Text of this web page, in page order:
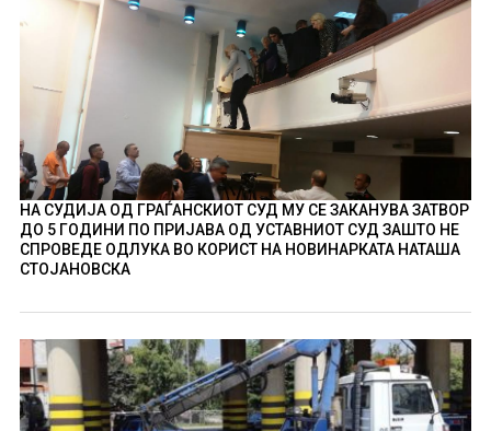
НА СУДИЈА ОД ГРАЃАНСКИОТ СУД МУ СЕ ЗАКАНУВА ЗАТВОР
ДО 5 ГОДИНИ ПО ПРИЈАВА ОД УСТАВНИОТ СУД ЗАШТО НЕ
СПРОВЕДЕ ОДЛУКА ВО КОРИСТ НА НОВИНАРКАТА НАТАША
СТОЈАНОВСКА